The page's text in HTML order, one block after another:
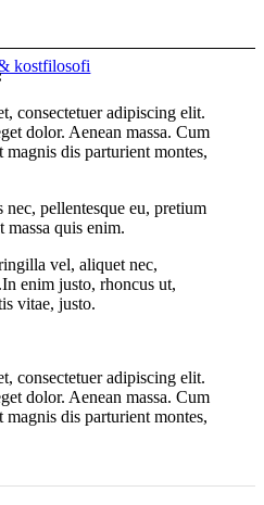
kostfilosofi
consectetuer adipiscing elit.
dolor. Aenean massa. Cum
magnis dis parturient montes,
pellentesque eu, pretium
massa quis enim.
vel, aliquet nec,
enim justo, rhoncus ut,
vitae, justo.
consectetuer adipiscing elit.
dolor. Aenean massa. Cum
magnis dis parturient montes,